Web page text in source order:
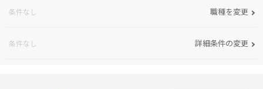
条件なし 職種を変更
条件なし 詳細条件の変更